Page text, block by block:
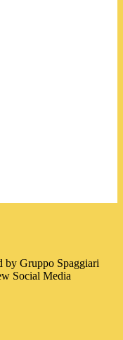
by Gruppo Spaggiari
Social Media